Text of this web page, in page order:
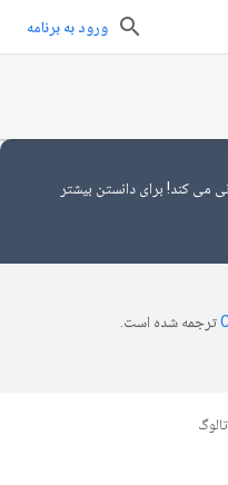
ورود به برنامه
می کند! برای دانستن بیشتر
ترجمه شده است.